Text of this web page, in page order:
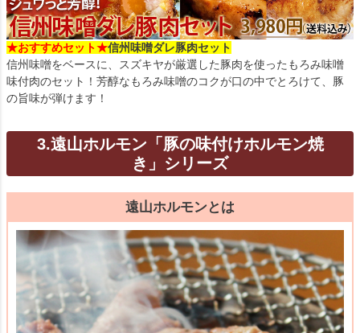
★おすすめセット★信州味噌ダレ豚肉セット
信州味噌をベースに、スズキヤが厳選した豚肉を使ったもろみ味噌
味付肉のセット！芳醇なもろみ味噌のコクが口の中でとろけて、豚
の旨味が弾けます！
3.遠山ホルモン「豚の味付けホルモン焼
き」シリーズ
遠山ホルモンとは